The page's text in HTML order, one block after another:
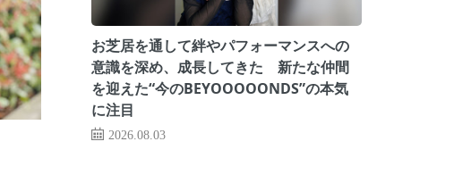
お芝居を通して絆やパフォーマンスへの
意識を深め、成長してきた 新たな仲間
を迎えた“今のBEYOOOOONDS”の本気
に注目
2026.08.03